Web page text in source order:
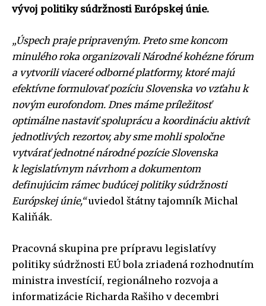
vývoj politiky súdržnosti Európskej únie.
„Úspech praje pripraveným. Preto sme koncom
minulého roka organizovali Národné kohézne fórum
a vytvorili viaceré odborné platformy, ktoré majú
efektívne formulovať pozíciu Slovenska vo vzťahu k
novým eurofondom. Dnes máme príležitosť
optimálne nastaviť spoluprácu a koordináciu aktivít
jednotlivých rezortov, aby sme mohli spoločne
vytvárať jednotné národné pozície Slovenska
k legislatívnym návrhom a dokumentom
definujúcim rámec budúcej politiky súdržnosti
Európskej únie,“uviedol štátny tajomník Michal
Kaliňák.
Pracovná skupina pre prípravu legislatívy
politiky súdržnosti EÚ bola zriadená rozhodnutím
ministra investícií, regionálneho rozvoja a
informatizácie Richarda Rašiho v decembri